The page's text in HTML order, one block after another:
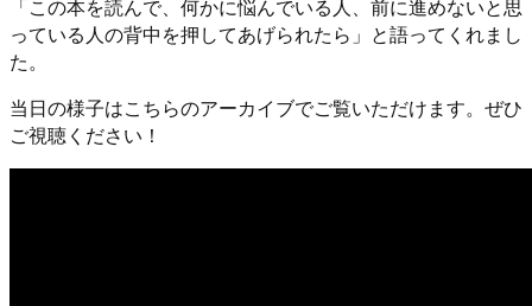
「この本を読んで、何かに悩んでいる人、前に進めないと思
っている人の背中を押してあげられたら」と語ってくれまし
た。
当日の様子はこちらのアーカイブでご覧いただけます。ぜひ
ご視聴ください！